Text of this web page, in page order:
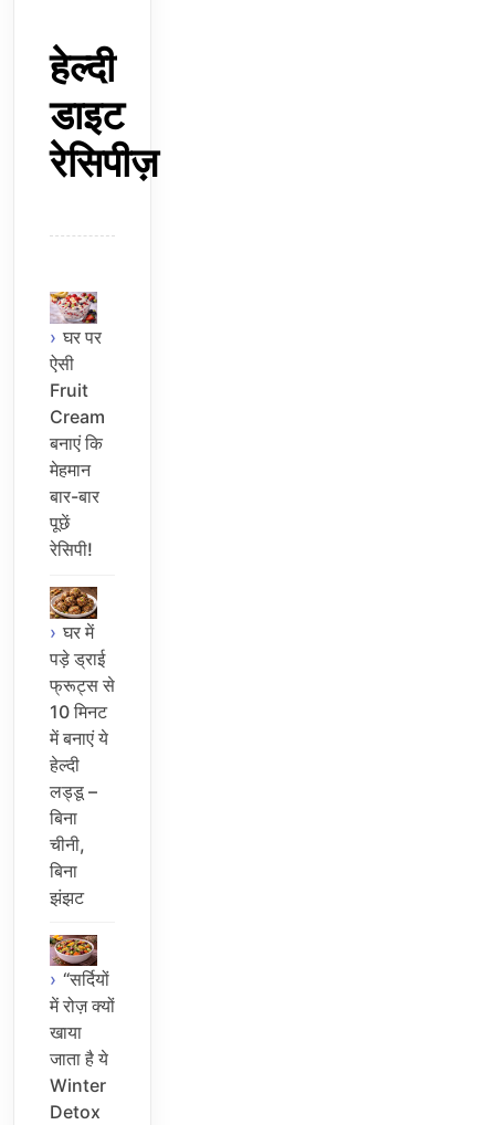
हेल्दी
डाइट
रेसिपीज़
घर पर
ऐसी
Fruit
Cream
बनाएं कि
मेहमान
बार-बार
पूछें
रेसिपी!
घर में
पड़े ड्राई
फ्रूट्स से
10 मिनट
में बनाएं ये
हेल्दी
लड्डू –
बिना
चीनी,
बिना
झंझट
“सर्दियों
में रोज़ क्यों
खाया
जाता है ये
Winter
Detox